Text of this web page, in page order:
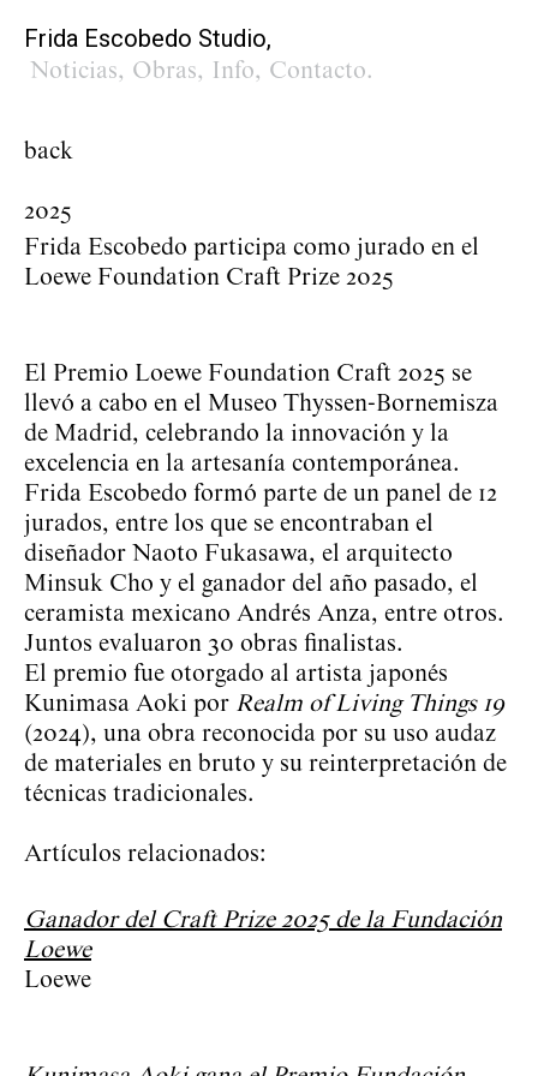
Frida Escobedo Studio,
Noticias, Obras, Info, Contacto.
back
2025
Frida Escobedo participa como jurado en el
Loewe Foundation Craft Prize 2025
El Premio Loewe Foundation Craft 2025 se
llevó a cabo en el Museo Thyssen-Bornemisza
de Madrid, celebrando la innovación y la
excelencia en la artesanía contemporánea.
Frida Escobedo formó parte de un panel de 12
jurados, entre los que se encontraban el
diseñador Naoto Fukasawa, el arquitecto
Minsuk Cho y el ganador del año pasado, el
ceramista mexicano Andrés Anza, entre otros.
Juntos evaluaron 30 obras finalistas.
El premio fue otorgado al artista japonés
Kunimasa Aoki por Realm of Living Things 19
(2024), una obra reconocida por su uso audaz
de materiales en bruto y su reinterpretación de
técnicas tradicionales.
Artículos relacionados:
Ganador del Craft Prize 2025 de la Fundación
Loewe
Loewe